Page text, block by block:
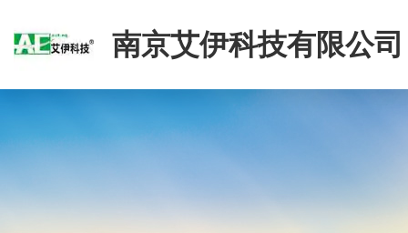
南京艾伊科技有限公司